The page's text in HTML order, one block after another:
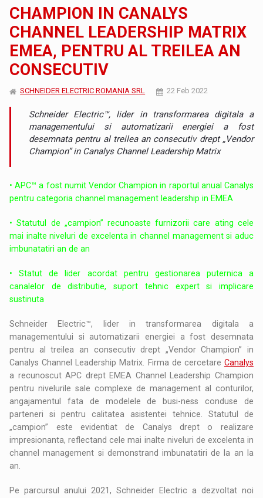
CHAMPION IN CANALYS
CHANNEL LEADERSHIP MATRIX
EMEA, PENTRU AL TREILEA AN
CONSECUTIV
SCHNEIDER ELECTRIC ROMANIA SRL 22 Feb 2022
Schneider Electric™, lider in transformarea digitala a
managementului si automatizarii energiei a fost
desemnata pentru al treilea an consecutiv drept „Vendor
Champion” in Canalys Channel Leadership Matrix
• APC™ a fost numit Vendor Champion in raportul anual Canalys
pentru categoria channel management leadership in EMEA
• Statutul de „campion” recunoaste furnizorii care ating cele
mai inalte niveluri de excelenta in channel management si aduc
imbunatatiri an de an
• Statut de lider acordat pentru gestionarea puternica a
canalelor de distributie, suport tehnic expert si implicare
sustinuta
Schneider Electric™, lider in transformarea digitala a
managementului si automatizarii energiei a fost desemnata
pentru al treilea an consecutiv drept „Vendor Champion” in
Canalys Channel Leadership Matrix. Firma de cercetare Canalys
a recunoscut APC drept EMEA Channel Leadership Champion
pentru nivelurile sale complexe de management al conturilor,
angajamentul fata de modelele de busi-ness conduse de
parteneri si pentru calitatea asistentei tehnice. Statutul de
„campion” este evidentiat de Canalys drept o realizare
impresionanta, reflectand cele mai inalte niveluri de excelenta in
channel management si demonstrand imbunatatiri de la an la
an.
Pe parcursul anului 2021, Schneider Electric a dezvoltat noi